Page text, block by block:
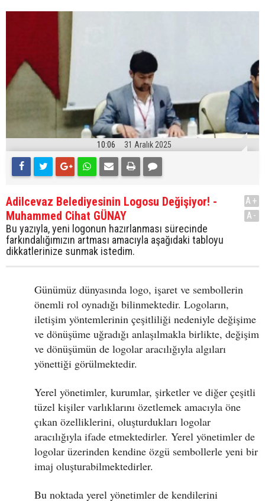
10:06 31 Aralık 2025
Adilcevaz Belediyesinin Logosu Değişiyor! -
Muhammed Cihat GÜNAY
Bu yazıyla, yeni logonun hazırlanması sürecinde
farkındalığımızın artması amacıyla aşağıdaki tabloyu
dikkatlerinize sunmak istedim.
A+
A-
Günümüz dünyasında logo, işaret ve sembollerin
önemli rol oynadığı bilinmektedir. Logoların,
iletişim yöntemlerinin çeşitliliği nedeniyle değişime
ve dönüşüme uğradığı anlaşılmakla birlikte, değişim
ve dönüşümün de logolar aracılığıyla algıları
yönettiği görülmektedir.
Yerel yönetimler, kurumlar, şirketler ve diğer çeşitli
tüzel kişiler varlıklarını özetlemek amacıyla öne
çıkan özelliklerini, oluşturdukları logolar
aracılığıyla ifade etmektedirler. Yerel yönetimler de
logolar üzerinden kendine özgü sembollerle yeni bir
imaj oluşturabilmektedirler.
Bu noktada yerel yönetimler de kendilerini